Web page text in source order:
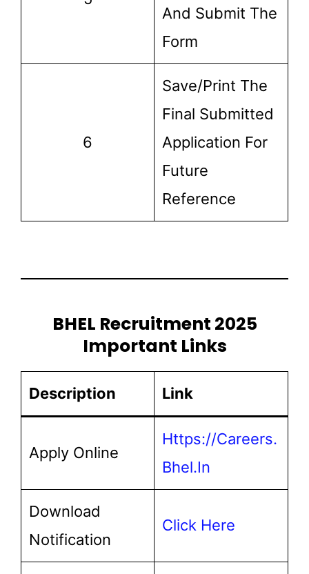
And Submit The
Form
6
Save/print The
Final Submitted
Application For
Future
Reference
BHEL Recruitment 2025
Important Links
Description Link
Apply Online
Https://careers.
Bhel.in
Download
Notification
Click Here